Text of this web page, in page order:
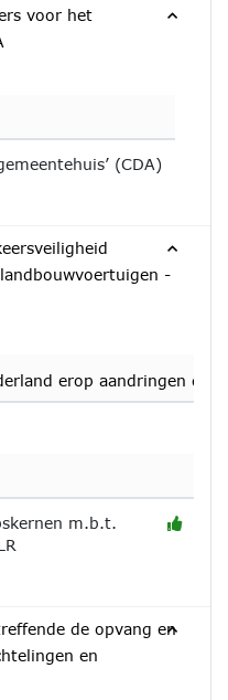
voor het
(CDA)
-
erop aandringen
m.b.t.
de opvang en
en